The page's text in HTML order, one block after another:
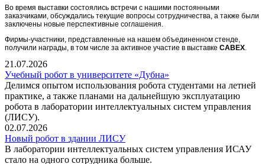
Во время выставки состоялись встречи с нашими постоянными
заказчиками, обсуждались текущие вопросы сотрудничества, а также были
заключены новые перспективные соглашения.
Фирмы-участники, представленные на нашем объединенном стенде,
получили награды, в том числе за активное участие в выставке CABEX.
21.07.2026
Учебный робот в университете «Дубна»
Делимся опытом использования робота студентами на летней
практике, а также планами на дальнейшую эксплуатацию
робота в лаборатории интеллектуальных систем управления
(ЛИСУ).
02.07.2026
Новый робот в здании ЛИСУ
В лаборатории интеллектуальных систем управления ИСАУ
стало на одного сотрудника больше.